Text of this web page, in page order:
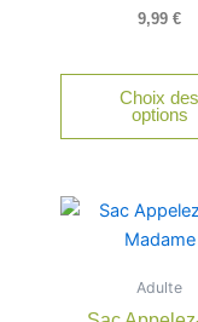
9,99 €
Choix des
options
Adulte